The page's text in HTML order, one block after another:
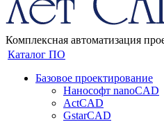
Комплексная автоматизация
Каталог ПО
Базовое проектирование
Нанософт nanoCAD
ActCAD
GstarCAD